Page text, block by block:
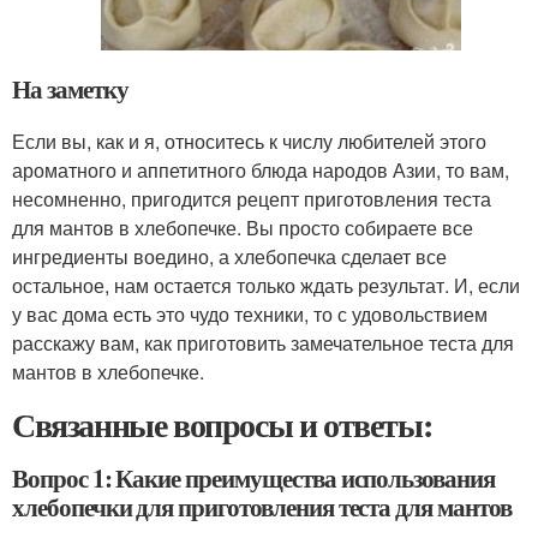
На заметку
Если вы, как и я, относитесь к числу любителей этого
ароматного и аппетитного блюда народов Азии, то вам,
несомненно, пригодится рецепт приготовления теста
для мантов в хлебопечке. Вы просто собираете все
ингредиенты воедино, а хлебопечка сделает все
остальное, нам остается только ждать результат. И, если
у вас дома есть это чудо техники, то с удовольствием
расскажу вам, как приготовить замечательное теста для
мантов в хлебопечке.
Связанные вопросы и ответы:
Вопрос 1: Какие преимущества использования
хлебопечки для приготовления теста для мантов